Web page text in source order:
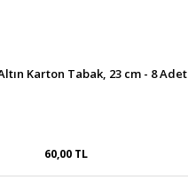
Karton Tabak, 23 cm - 8 Adet
60,00 TL